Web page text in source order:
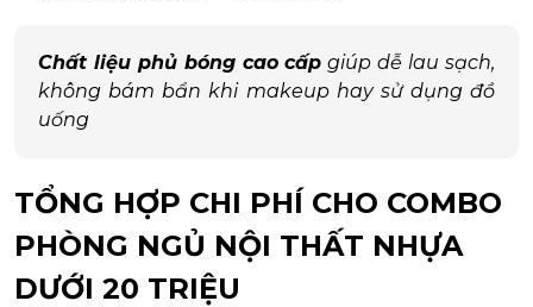
Chất liệu phủ bóng cao cấp giúp dễ lau sạch,
không bám bẩn khi makeup hay sử dụng đồ
uống
TỔNG HỢP CHI PHÍ CHO COMBO
PHÒNG NGỦ NỘI THẤT NHỰA
DƯỚI 20 TRIỆU